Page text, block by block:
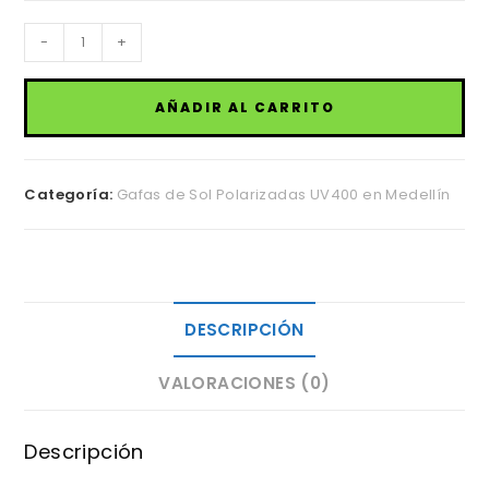
de
Sol
HD
Espejado
- +
AÑADIR AL CARRITO
Categoría: Gafas de Sol Polarizadas UV400 en Medellín
DESCRIPCIÓN
VALORACIONES (0)
Descripción